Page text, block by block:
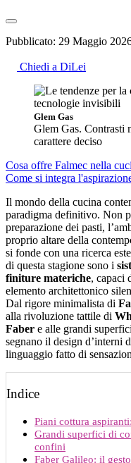
Pubblicato: 29 Maggio
Chiedi a DiLei
Glem Gas
Glem Gas. Contrasti
carattere deciso
Cosa offre Falmec nella
Come si integra
Il mondo della cucina
paradigma definitivo. Non
preparazione dei pasti,
proprio altare della
si fonde con una ricerca
di questa stagione sono i
finiture materiche, capaci
elemento architettonico
Dal rigore minimalista di
alla rivoluzione tattile di
Faber e alle grandi
segnano il design d’interni
linguaggio fatto di
Indice
Piani cottura
Grandi superfici di
confini
Faber Galileo: il